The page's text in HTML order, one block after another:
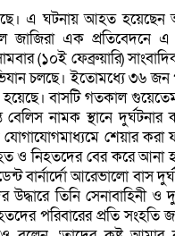
এ ঘটনায় আহত
জাজিরা এক প্রতিবেদনে
(১০ই ফেব্রুয়ারি)
চলছে। ইতোমধ্যে ৩৬
বাসটি গতকাল
নামক স্থানে দুর্ঘটনার
শেয়ার করা
ও নিহতদের বের করে আনা
বার্নার্দো আরেভালো বাস
তিনি সেনাবাহিনী ও
পরিবারের প্রতি সংহতি